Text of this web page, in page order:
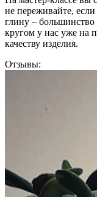
не переживайте,
глину –
кругом у нас уже на
качеству изделия.
Отзывы: